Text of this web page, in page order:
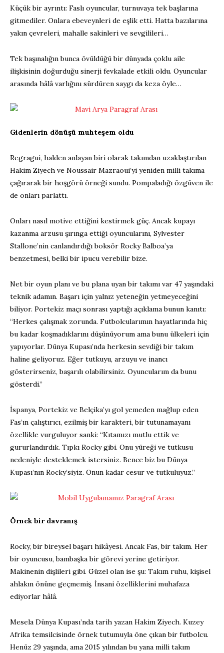
Küçük bir ayrıntı: Faslı oyuncular, turnuvaya tek başlarına
gitmediler. Onlara ebeveynleri de eşlik etti. Hatta bazılarına
yakın çevreleri, mahalle sakinleri ve sevgilileri…
Tek başınalığın bunca övüldüğü bir dünyada çoklu aile
ilişkisinin doğurduğu sinerji fevkalade etkili oldu. Oyuncular
arasında hâlâ varlığını sürdüren saygı da keza öyle…
Gidenlerin dönüşü muhteşem oldu
Regragui, halden anlayan biri olarak takımdan uzaklaştırılan
Hakim Ziyech ve Noussair Mazraoui’yi yeniden milli takıma
çağırarak bir hoşgörü örneği sundu. Pompaladığı özgüven ile
de onları parlattı.
Onları nasıl motive ettiğini kestirmek güç. Ancak kupayı
kazanma arzusu şırınga ettiği oyuncularını, Sylvester
Stallone’nin canlandırdığı boksör Rocky Balboa’ya
benzetmesi, belki bir ipucu verebilir bize.
Net bir oyun planı ve bu plana uyan bir takımı var 47 yaşındaki
teknik adamın. Başarı için yalnız yeteneğin yetmeyeceğini
biliyor. Portekiz maçı sonrası yaptığı açıklama bunun kanıtı:
“Herkes çalışmak zorunda. Futbolcularımın hayatlarında hiç
bu kadar koşmadıklarını düşünüyorum ama bunu ülkeleri için
yapıyorlar. Dünya Kupası’nda herkesin sevdiği bir takım
haline geliyoruz. Eğer tutkuyu, arzuyu ve inancı
gösterirseniz, başarılı olabilirsiniz. Oyuncularım da bunu
gösterdi.”
İspanya, Portekiz ve Belçika’yı gol yemeden mağlup eden
Fas’ın çalıştırıcı, ezilmiş bir karakteri, bir tutunamayanı
özellikle vurguluyor sanki: “Kıtamızı mutlu ettik ve
gururlandırdık. Tıpkı Rocky gibi. Onu yüreği ve tutkusu
nedeniyle desteklemek istersiniz. Bence biz bu Dünya
Kupası’nın Rocky’siyiz. Onun kadar cesur ve tutkuluyuz.”
Örnek bir davranış
Rocky, bir bireysel başarı hikâyesi. Ancak Fas, bir takım. Her
bir oyuncusu, bambaşka bir görevi yerine getiriyor.
Makinenin dişlileri gibi. Güzel olan ise şu: Takım ruhu, kişisel
ahlakın önüne geçmemiş. İnsani özelliklerini muhafaza
ediyorlar hâlâ.
Mesela Dünya Kupası’nda tarih yazan Hakim Ziyech. Kuzey
Afrika temsilcisinde örnek tutumuyla öne çıkan bir futbolcu.
Henüz 29 yaşında, ama 2015 yılından bu yana milli takım